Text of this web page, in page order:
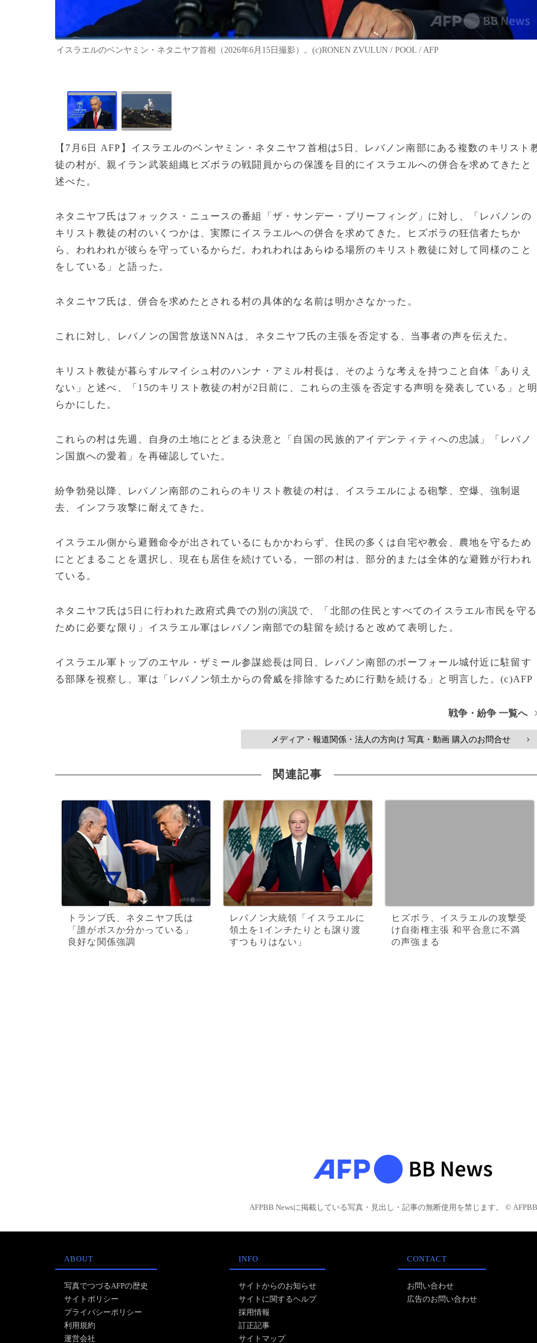
イスラエルのベンヤミン・ネタニヤフ首相（2026年6月15日撮影）。(c)RONEN ZVULUN / POOL / AFP
【7月6日 AFP】イスラエルのベンヤミン・ネタニヤフ首相は5日、レバノン南部にある複数のキリスト
徒の村が、親イラン武装組織ヒズボラの戦闘員からの保護を目的にイスラエルへの併合を求めてきたと
述べた。
ネタニヤフ氏はフォックス・ニュースの番組「ザ・サンデー・ブリーフィング」に対し、「レバノンの
キリスト教徒の村のいくつかは、実際にイスラエルへの併合を求めてきた。ヒズボラの狂信者たちか
ら、われわれが彼らを守っているからだ。われわれはあらゆる場所のキリスト教徒に対して同様のこと
をしている」と語った。
ネタニヤフ氏は、併合を求めたとされる村の具体的な名前は明かさなかった。
これに対し、レバノンの国営放送NNAは、ネタニヤフ氏の主張を否定する、当事者の声を伝えた。
キリスト教徒が暮らすルマイシュ村のハンナ・アミル村長は、そのような考えを持つこと自体「ありえ
ない」と述べ、「15のキリスト教徒の村が2日前に、これらの主張を否定する声明を発表している」と
らかにした。
これらの村は先週、自身の土地にとどまる決意と「自国の民族的アイデンティティへの忠誠」「レバノ
ン国旗への愛着」を再確認していた。
紛争勃発以降、レバノン南部のこれらのキリスト教徒の村は、イスラエルによる砲撃、空爆、強制退
去、インフラ攻撃に耐えてきた。
イスラエル側から避難命令が出されているにもかかわらず、住民の多くは自宅や教会、農地を守るため
にとどまることを選択し、現在も居住を続けている。一部の村は、部分的または全体的な避難が行われ
ている。
ネタニヤフ氏は5日に行われた政府式典での別の演説で、「北部の住民とすべてのイスラエル市民を守る
ために必要な限り」イスラエル軍はレバノン南部での駐留を続けると改めて表明した。
イスラエル軍トップのエヤル・ザミール参謀総長は同日、レバノン南部のボーフォール城付近に駐留す
る部隊を視察し、軍は「レバノン領土からの脅威を排除するために行動を続ける」と明言した。(c)AFP
戦争・紛争 一覧へ
メディア・報道関係・法人の方向け 写真・動画 購入のお問合せ >
関連記事
トランプ氏、ネタニヤフ氏は
「誰がボスか分かっている」
良好な関係強調
レバノン大統領「イスラエルに
領土を1インチたりとも譲り渡
すつもりはない」
ヒズボラ、イスラエルの攻撃受
け自衛権主張 和平合意に不満
の声強まる
AFPBB Newsに掲載している写真・見出し・記事の無断使用を禁じます。 © AFPBB
ABOUT
写真でつづるAFPの歴史
サイトポリシー
プライバシーポリシー
利用規約
運営会社
INFO
サイトからのお知らせ
サイトに関するヘルプ
採用情報
訂正記事
サイトマップ
CONTACT
お問い合わせ
広告のお問い合わせ